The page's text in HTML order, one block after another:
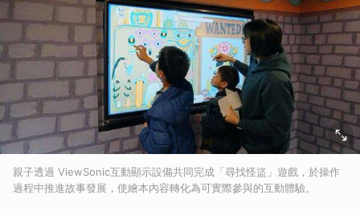
親子透過 ViewSonic互動顯示設備共同完成「尋找怪盜」遊戲，於操作
過程中推進故事發展，使繪本內容轉化為可實際參與的互動體驗。